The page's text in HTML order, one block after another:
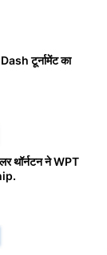
टूर्नामेंट का
थॉर्नटन ने WPT